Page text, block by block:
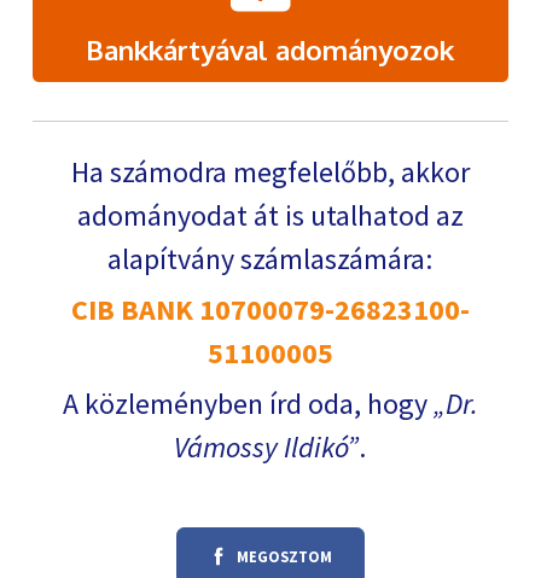
Bankkártyával adományozok
Ha számodra megfelelőbb, akkor
adományodat át is utalhatod az
alapítvány számlaszámára:
CIB BANK 10700079-26823100-
51100005
A közleményben írd oda, hogy Dr.
Vámossy Ildikó .
MEGOSZTOM